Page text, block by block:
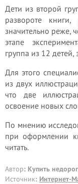
Дети из второй
развороте
значительно реже,
этапе
группа из 12 детей,
Для этого
из двух
что две
освоение новых
По мнению
при оформлении
читать.
Автор: Купить
Источник: Интернет-